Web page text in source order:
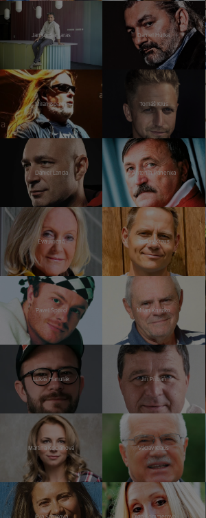
Jannis Samaras Daniel Hůlka
Milan Špalek Tomáš Klus
Daniel Landa Antonín Panenka
Eva Jiřičná Tomáš Kraus
Pavel Šporcl Milan Kňažko
Lukáš Hanulák Jiří Přibáň
Martina Kociánová Václav Klaus